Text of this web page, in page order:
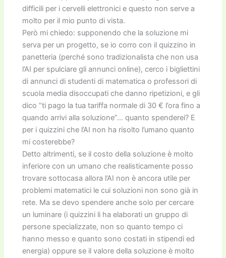
difficili per i cervelli elettronici e questo non serve a
molto per il mio punto di vista.
Però mi chiedo: supponendo che la soluzione mi
serva per un progetto, se io corro con il quizzino in
panetteria (perché sono tradizionalista che non usa
l’AI per spulciare gli annunci online), cerco i bigliettini
di annunci di studenti di matematica o professori di
scuola media disoccupati che danno ripetizioni, e gli
dico “ti pago la tua tariffa normale di 30 € l’ora fino a
quando arrivi alla soluzione”… quanto spenderei? E
per i quizzini che l’AI non ha risolto l’umano quanto
mi costerebbe?
Detto altrimenti, se il costo della soluzione è molto
inferiore con un umano che realisticamente posso
trovare sottocasa allora l’AI non è ancora utile per
problemi matematici le cui soluzioni non sono già in
rete. Ma se devo spendere anche solo per cercare
un luminare (i quizzini li ha elaborati un gruppo di
persone specializzate, non so quanto tempo ci
hanno messo e quanto sono costati in stipendi ed
energia) oppure se il valore della soluzione è molto